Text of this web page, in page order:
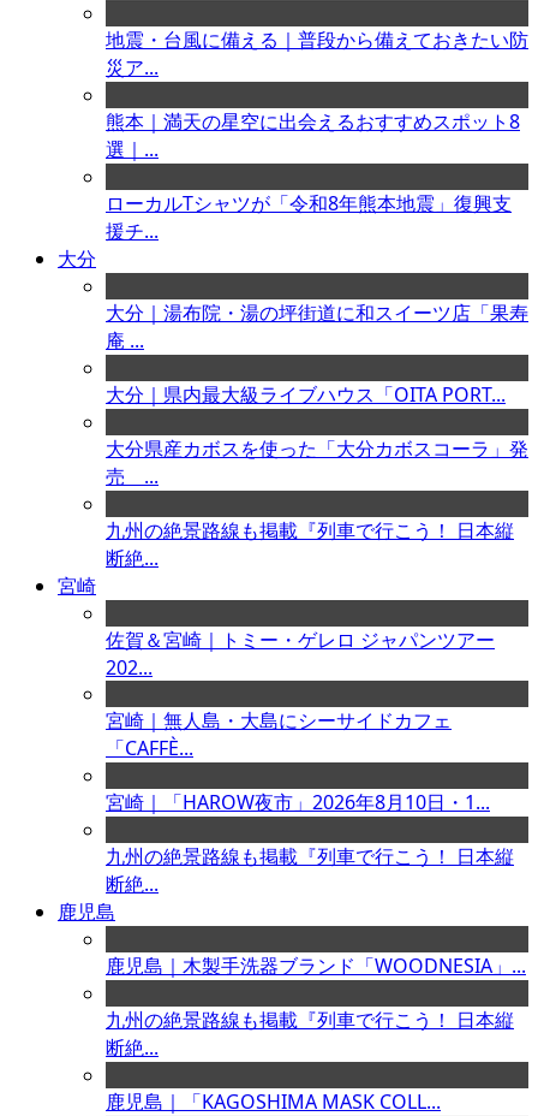
地震・台風に備える｜普段から備えておきたい防
災ア...
熊本｜満天の星空に出会えるおすすめスポット8
選｜...
ローカルTシャツが「令和8年熊本地震」復興支
援チ...
大分
大分｜湯布院・湯の坪街道に和スイーツ店「果寿
庵 ...
大分｜県内最大級ライブハウス「OITA PORT...
大分県産カボスを使った「大分カボスコーラ」発
売 ...
九州の絶景路線も掲載『列車で行こう！ 日本縦
断絶...
宮崎
佐賀＆宮崎｜トミー・ゲレロ ジャパンツアー
202...
宮崎｜無人島・大島にシーサイドカフェ
「CAFFÈ...
宮崎｜「HAROW夜市」2026年8月10日・1...
九州の絶景路線も掲載『列車で行こう！ 日本縦
断絶...
鹿児島
鹿児島｜木製手洗器ブランド「WOODNESIA」...
九州の絶景路線も掲載『列車で行こう！ 日本縦
断絶...
鹿児島｜「KAGOSHIMA MASK COLL...